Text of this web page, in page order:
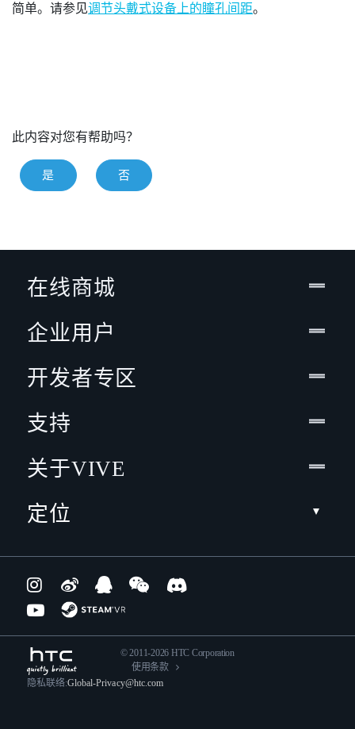
简单。请参见调节头戴式设备上的瞳孔间距。
此内容对您有帮助吗？
是 否
在线商城
企业用户
开发者专区
支持
关于VIVE
定位
© 2011-2026 HTC Corporation
使用条款
隐私联络:Global-Privacy@htc.com